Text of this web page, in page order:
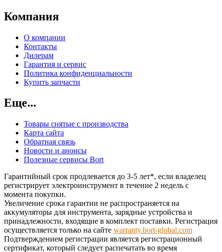
Компания
О компании
Контакты
Дилерам
Гарантия и сервис
Политика конфиденциальности
Купить запчасти
Еще...
Товары снятые с производства
Карта сайта
Обратная связь
Новости и анонсы
Полезные сервисы Bort
Гарантийный срок продлевается до 3-5 лет*, если владелец
регистрирует электроинструмент в течение 2 недель с
момента покупки.
Увеличение срока гарантии не распространяется на
аккумуляторы для инструмента, зарядные устройства и
принадлежности, входящие в комплект поставки. Регистрация
осуществляется только на сайте warranty.bort-global.com
Подтверждением регистрации является регистрационный
сертификат, который следует распечатать во время